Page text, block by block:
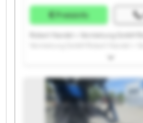
Preisinfo
GmbH Robert Handel + Vermietung
Vermietung GmbH Robert Handel +
GmbH Robert Handel + Vermietung
Handel + Vermietung GmbH Robert
Vermietung GmbH Robert Handel +
GmbH Robert Handel + Vermietung